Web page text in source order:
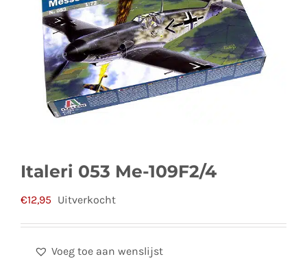
Italeri 053 Me-109F2/4
€12,95 Uitverkocht
Voeg toe aan wenslijst